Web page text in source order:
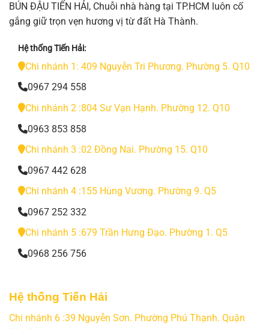
BÚN ĐẬU TIẾN HẢI, Chuỗi nhà hàng tại TP.HCM luôn cố
gắng giữ trọn vẹn hương vị từ đất Hà Thành.
Hệ thống Tiến Hải:
Chi nhánh 1: 409 Nguyễn Tri Phương. Phường 5. Q10
0967 294 558
Chi nhánh 2 :804 Sư Vạn Hạnh. Phường 12. Q10
0963 853 858
Chi nhánh 3 :02 Đồng Nai. Phường 15. Q10
0967 442 628
Chi nhánh 4 :155 Hùng Vương. Phường 9. Q5
0967 252 332
Chi nhánh 5 :679 Trần Hưng Đạo. Phường 1. Q5
0968 256 756
Hệ thống Tiến Hải
Chi nhánh 6 :39 Nguyễn Sơn. Phường Phú Thạnh. Quận